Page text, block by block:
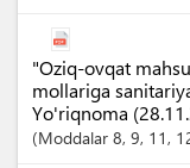
"Oziq-ovqat
mollariga
Yo'riqnoma
Moddalar 8, 9, 11 ,